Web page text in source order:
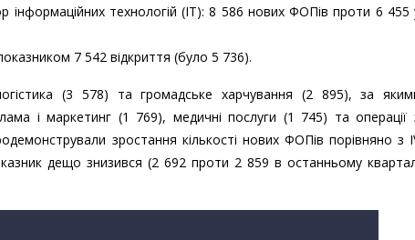
інформаційних технологій (ІТ): 8 586 нових ФОПів проти 6 455
7 542 відкриття (було 5 736).
(3 578) та громадське харчування (2 895), за
і маркетинг (1 769), медичні послуги (1 745) та операції
зростання кількості нових ФОПів порівняно з
дещо знизився (2 692 проти 2 859 в останньому